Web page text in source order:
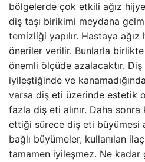
bölgelerde çok etkili ağız
diş taşı birikimi meydana
temizliği yapılır. Hastaya
öneriler verilir. Bunlarla
önemli ölçüde azalacaktır.
iyileştiğinde ve
varsa diş eti üzerinde estetik
fazla diş eti alınır. Daha
ettiği sürece diş eti büyümesi
bağlı büyümeler, kullanılan
tamamen iyileşmez. Ne